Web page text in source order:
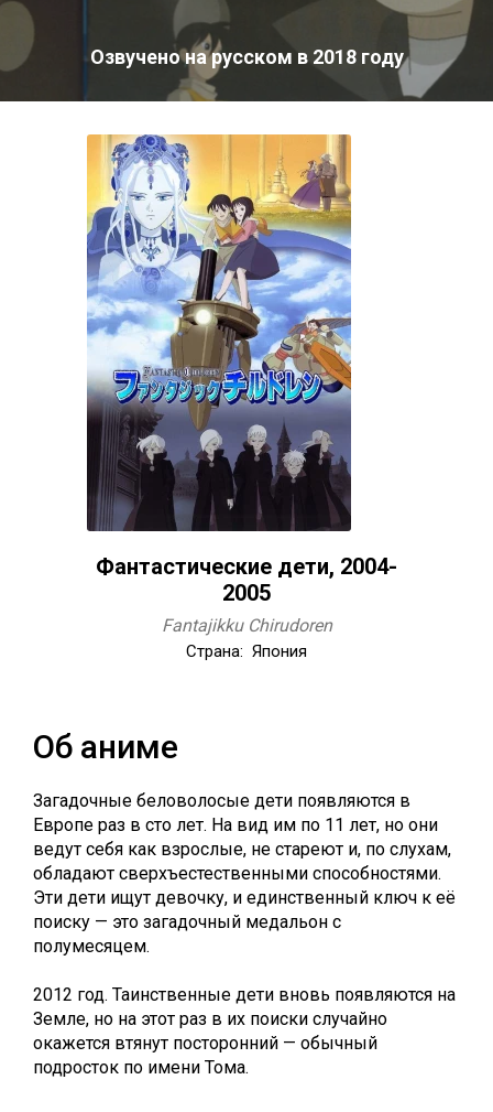
Озвучено на русском в 2018 году
Фантастические дети, 2004-
2005
Fantajikku Chirudoren
Страна: Япония
Об аниме
Загадочные беловолосые дети появляются в
Европе раз в сто лет. На вид им по 11 лет, но они
ведут себя как взрослые, не стареют и, по слухам,
обладают сверхъестественными способностями.
Эти дети ищут девочку, и единственный ключ к её
поиску — это загадочный медальон с
полумесяцем.
2012 год. Таинственные дети вновь появляются на
Земле, но на этот раз в их поиски случайно
окажется втянут посторонний — обычный
подросток по имени Тома.